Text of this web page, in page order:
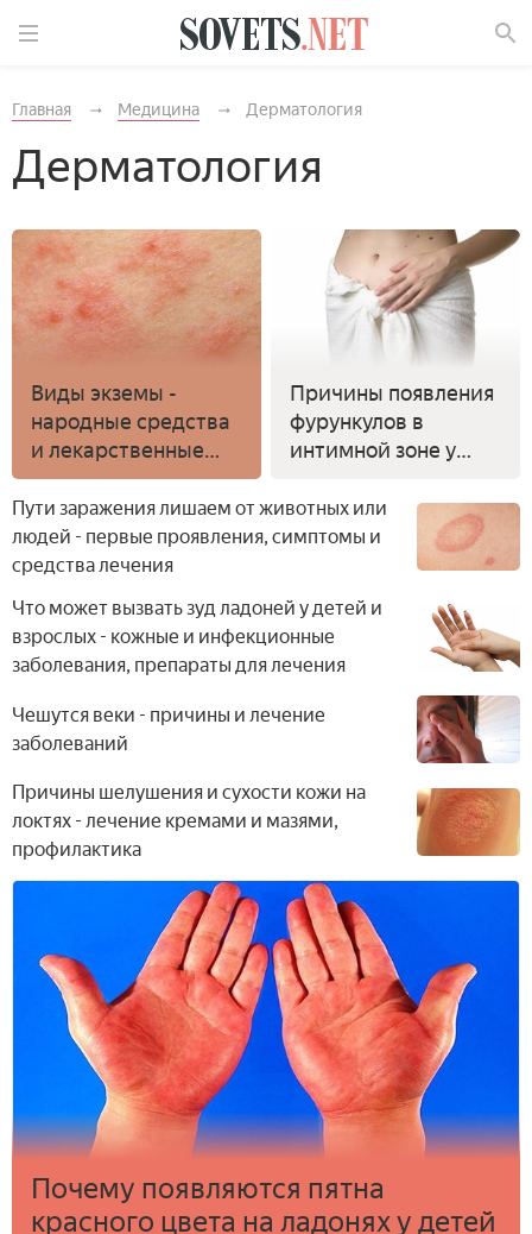
Главная Медицина Дерматология
Дерматология
Виды экземы -
народные средства
и лекарственные
препараты для
лечения в домашних
условиях
Причины появления
фурункулов в
интимной зоне у
лечение народными
и лекарственными
Пути заражения лишаем от животных или
людей - первые проявления, симптомы и
средства лечения
Что может вызвать зуд ладоней у детей и
взрослых - кожные и инфекционные
заболевания, препараты для лечения
Чешутся веки - причины и лечение
заболеваний
Причины шелушения и сухости кожи на
локтях - лечение кремами и мазями,
профилактика
Почему появляются пятна
красного цвета на ладонях у детей